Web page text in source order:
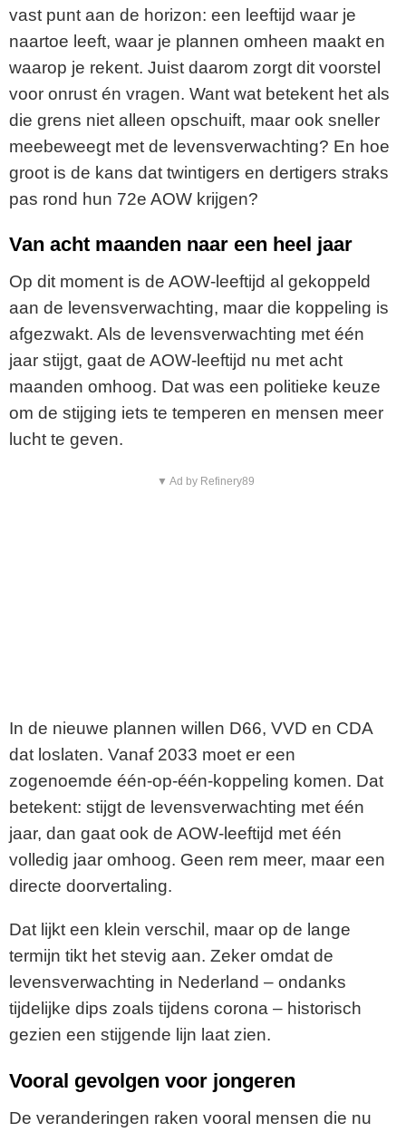
vast punt aan de horizon: een leeftijd waar je
naartoe leeft, waar je plannen omheen maakt en
waarop je rekent. Juist daarom zorgt dit voorstel
voor onrust én vragen. Want wat betekent het als
die grens niet alleen opschuift, maar ook sneller
meebeweegt met de levensverwachting? En hoe
groot is de kans dat twintigers en dertigers straks
pas rond hun 72e AOW krijgen?
Van acht maanden naar een heel jaar
Op dit moment is de AOW-leeftijd al gekoppeld
aan de levensverwachting, maar die koppeling is
afgezwakt. Als de levensverwachting met één
jaar stijgt, gaat de AOW-leeftijd nu met acht
maanden omhoog. Dat was een politieke keuze
om de stijging iets te temperen en mensen meer
lucht te geven.
▼ Ad by Refinery89
In de nieuwe plannen willen D66, VVD en CDA
dat loslaten. Vanaf 2033 moet er een
zogenoemde één-op-één-koppeling komen. Dat
betekent: stijgt de levensverwachting met één
jaar, dan gaat ook de AOW-leeftijd met één
volledig jaar omhoog. Geen rem meer, maar een
directe doorvertaling.
Dat lijkt een klein verschil, maar op de lange
termijn tikt het stevig aan. Zeker omdat de
levensverwachting in Nederland – ondanks
tijdelijke dips zoals tijdens corona – historisch
gezien een stijgende lijn laat zien.
Vooral gevolgen voor jongeren
De veranderingen raken vooral mensen die nu